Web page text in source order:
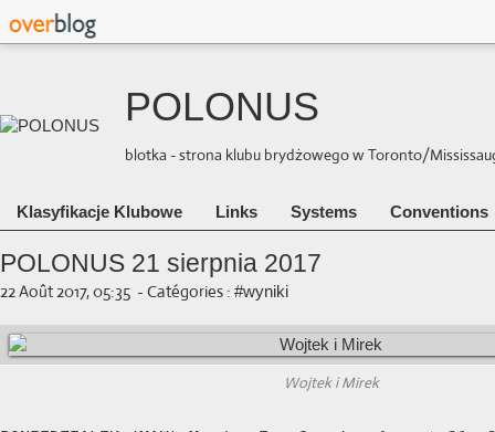
POLONUS
blotka - strona klubu brydżowego w Toronto/
Klasyfikacje Klubowe Links Systems Conventions
POLONUS 21 sierpnia 2017
22 Août 2017, 05:35 - Catégories : #wyniki
Wojtek i Mirek